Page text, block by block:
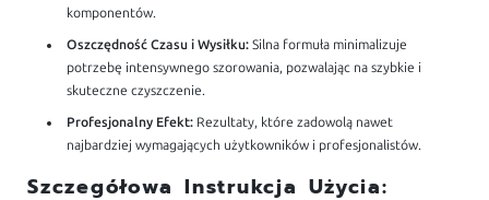
komponentów.
Oszczędność Czasu i Wysiłku: Silna formuła minimalizuje
potrzebę intensywnego szorowania, pozwalając na szybkie i
skuteczne czyszczenie.
Profesjonalny Efekt: Rezultaty, które zadowolą nawet
najbardziej wymagających użytkowników i profesjonalistów.
Szczegółowa Instrukcja Użycia: